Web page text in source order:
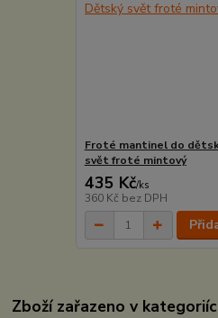
Froté mantinel do
svět froté mintový
435 Kč/ks
360 Kč bez DPH
Zboží zařazeno v